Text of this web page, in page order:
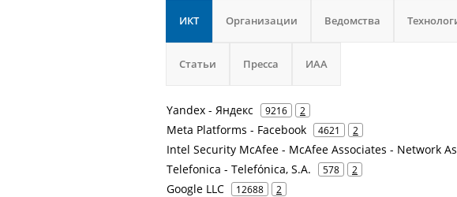
ИКТ Организации Ведомства
Статьи Пресса ИАА
Yandex - Яндекс 9216 2
Meta Platforms - Facebook 4621 2
Intel Security McAfee - McAfee Associates - Network
Telefonica - Telefónica, S.A. 578 2
Google LLC 12688 2